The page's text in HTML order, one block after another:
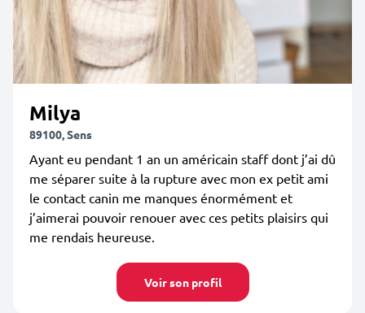
Milya
89100, Sens
Ayant eu pendant 1 an un américain staff dont j’ai dû
me séparer suite à la rupture avec mon ex petit ami
le contact canin me manques énormément et
j’aimerai pouvoir renouer avec ces petits plaisirs qui
me rendais heureuse.
Voir son profil